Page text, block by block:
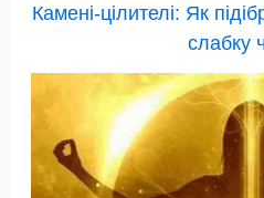
Камені-цілителі: Як
слабку